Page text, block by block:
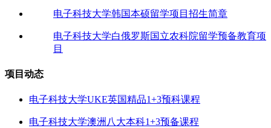
电子科技大学韩国本硕留学项目招生简章
电子科技大学白俄罗斯国立农科院留学预备教育项
目
项目动态
电子科技大学UKE英国精品1+3预科课程
电子科技大学澳洲八大本科1+3预备课程